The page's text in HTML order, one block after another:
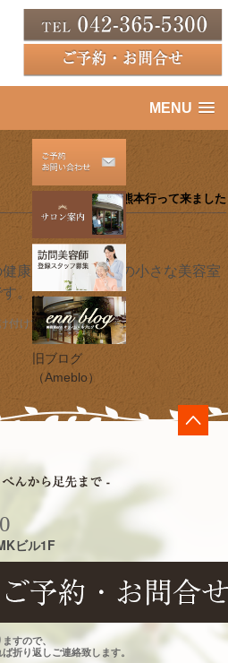
MENU
熊本行って来ました
康を考える 府中の小さな美容室
。 …
付けていません
旧ブログ
（Ameblo）
ビル1F
すので、
折り返しご連絡致します。